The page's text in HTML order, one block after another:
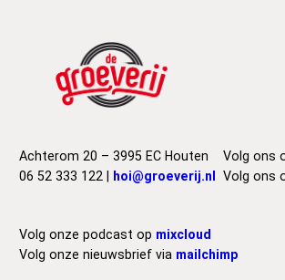
Achterom 20 – 3995 EC Houten
06 52 333 122 |
hoi@groeverij.nl
Volg ons
Volg ons
Volg onze podcast op mixcloud
Volg onze nieuwsbrief via mailchimp